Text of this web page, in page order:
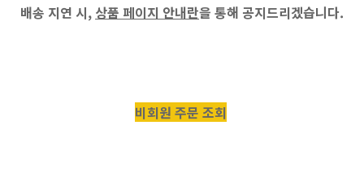
배송 지연 시, 상품 페이지 안내란을 통해 공지드리겠습니다.
비회원 주문 조회